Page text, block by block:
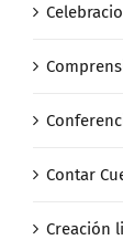
Contar
Creación